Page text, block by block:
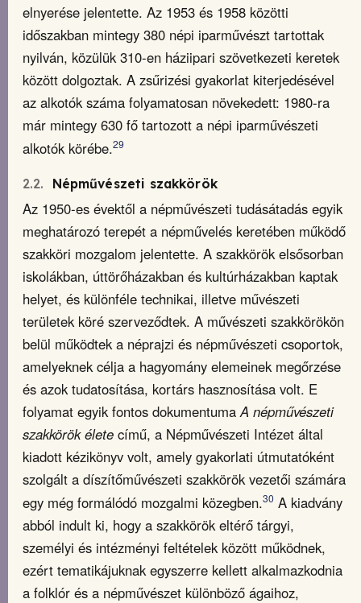
elnyerése jelentette. Az 1953 és 1958 közötti
időszakban mintegy 380 népi iparművészt tartottak
nyilván, közülük 310-en háziipari szövetkezeti keretek
között dolgoztak. A zsűrizési gyakorlat kiterjedésével
az alkotók száma folyamatosan növekedett: 1980-ra
már mintegy 630 fő tartozott a népi iparművészeti
alkotók körébe.29
2.2. Népművészeti szakkörök
Az 1950-es évektől a népművészeti tudásátadás egyik
meghatározó terepét a népművelés keretében működő
szakköri mozgalom jelentette. A szakkörök elsősorban
iskolákban, úttörőházakban és kultúrházakban kaptak
helyet, és különféle technikai, illetve művészeti
területek köré szerveződtek. A művészeti szakkörökön
belül működtek a néprajzi és népművészeti csoportok,
amelyeknek célja a hagyomány elemeinek megőrzése
és azok tudatosítása, kortárs hasznosítása volt. E
folyamat egyik fontos dokumentumaA népművészeti
szakkörök élete című, a Népművészeti Intézet által
kiadott kézikönyv volt, amely gyakorlati útmutatóként
szolgált a díszítőművészeti szakkörök vezetői számára
egy még formálódó mozgalmi közegben.30 A kiadvány
abból indult ki, hogy a szakkörök eltérő tárgyi,
személyi és intézményi feltételek között működnek,
ezért tematikájuknak egyszerre kellett alkalmazkodnia
a folklór és a népművészet különböző ágaihoz,